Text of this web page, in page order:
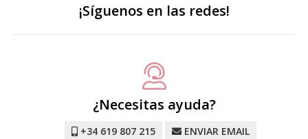
¡Síguenos en las redes!
¿Necesitas ayuda?
+34 619 807 215 ENVIAR EMAIL